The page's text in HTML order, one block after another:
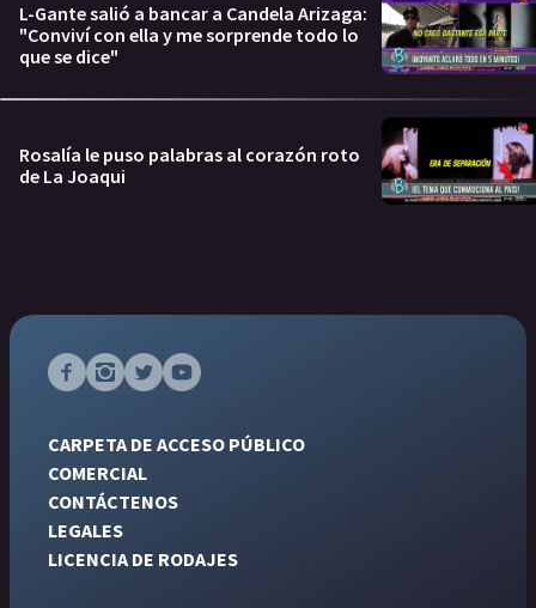
L-Gante salió a bancar a Candela Arizaga:
"Conviví con ella y me sorprende todo lo
que se dice"
Rosalía le puso palabras al corazón roto
de La Joaqui
CARPETA DE ACCESO PÚBLICO
COMERCIAL
CONTÁCTENOS
LEGALES
LICENCIA DE RODAJES